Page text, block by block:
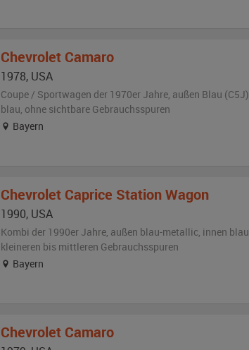
Chevrolet Camaro
1978, USA
Coupe / Sportwagen der 1970er Jahre, außen Blau (C5J)
blau, ohne sichtbare Gebrauchsspuren
Bayern
Chevrolet Caprice Station Wagon
1990, USA
Kombi der 1990er Jahre, außen blau-metallic, innen blau
kleineren bis mittleren Gebrauchsspuren
Bayern
Chevrolet Camaro